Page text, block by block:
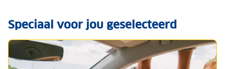
Speciaal voor jou geselecteerd